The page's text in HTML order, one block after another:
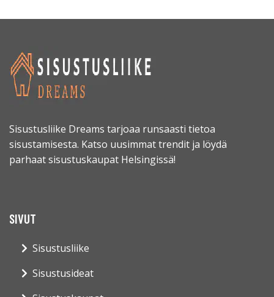
Sisustusliike Dreams tarjoaa runsaasti tietoa
sisustamisesta. Katso uusimmat trendit ja löydä
parhaat sisustuskaupat Helsingissä!
SIVUT
Sisustusliike
Sisustusideat